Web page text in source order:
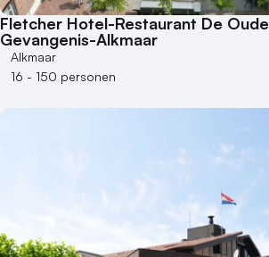
Buitenlocatie
Duurzame locatie
Groene locatie
Heisessie
Locaties aan zee
Museum
Fletcher Hotel-Restaurant De Oude
Gevangenis-Alkmaar
Alkmaar
16 - 150 personen